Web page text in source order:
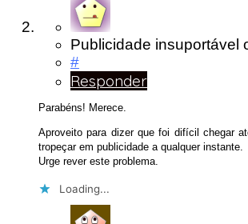
Publicidade insuportável
#
Responder
Parabéns! Merece.
Aproveito para dizer que foi difícil chegar
tropeçar em publicidade a qualquer instante.
Urge rever este problema.
Loading...